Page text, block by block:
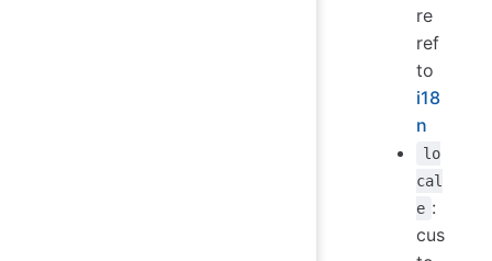
re
ref
to
i18
n
lo
cal
e :
cus